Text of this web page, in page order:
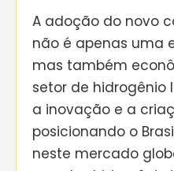
A adoção do novo
não é apenas uma
mas também
setor de hidrogênio
a inovação e a
posicionando o
neste mercado